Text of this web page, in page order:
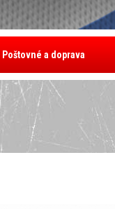
Poštovné a doprava